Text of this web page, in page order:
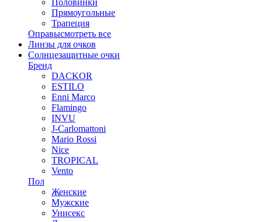
Прямоугольные
Трапеция
Оправысмотреть все
Линзы для очков
Солнцезащитные очки
Бренд
DACKOR
ESTILO
Enni Marco
Flamingo
INVU
J-Carlomattoni
Mario Rossi
Nice
TROPICAL
Vento
Пол
Женские
Мужские
Унисекс